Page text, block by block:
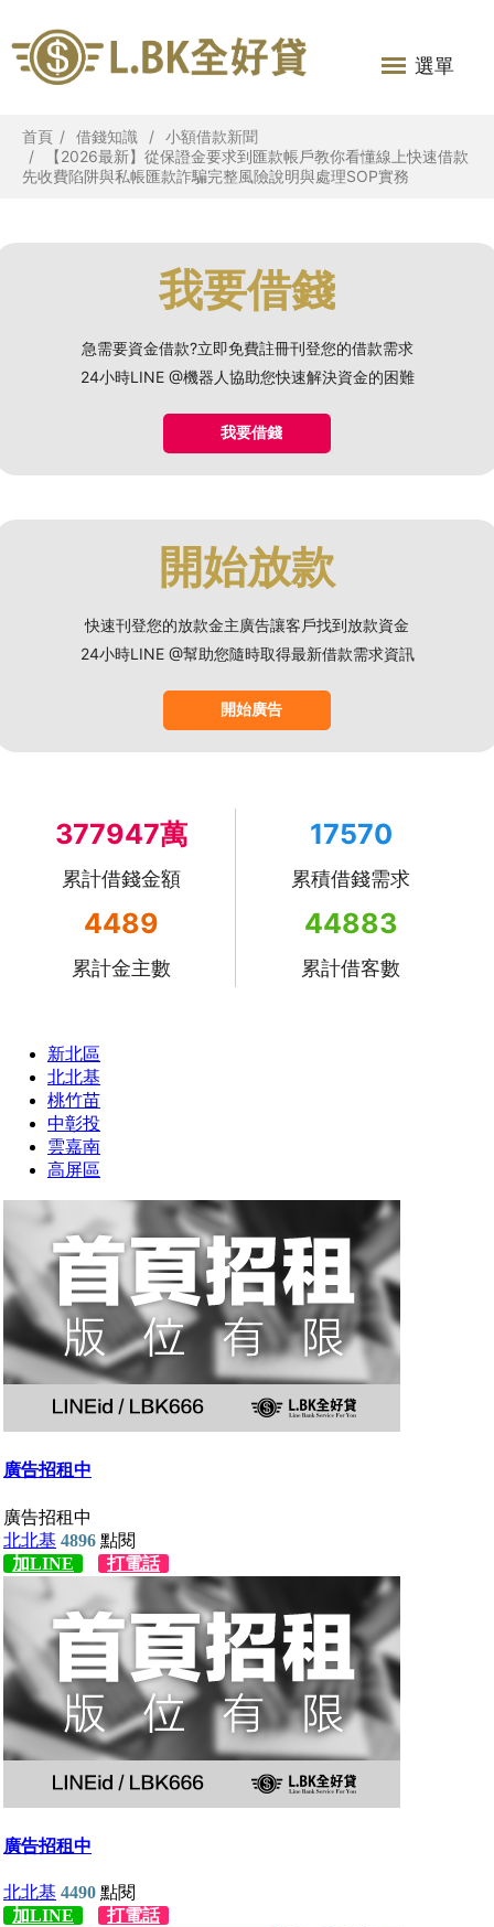
選單
首頁 借錢知識
小額借款新聞
【2026最新】從保證金要求到匯款帳戶教你看懂線上快速借款
先收費陷阱與私帳匯款詐騙完整風險說明與處理SOP實務
我要借錢
急需要資金借款?立即免費註冊刊登您的借款需求
24小時LINE @機器人協助您快速解決資金的困難
我要借錢
開始放款
快速刊登您的放款金主廣告讓客戶找到放款資金
24小時LINE @幫助您隨時取得最新借款需求資訊
開始廣告
377947萬
累計借錢金額
17570
累積借錢需求
4489
累計金主數
44883
累計借客數